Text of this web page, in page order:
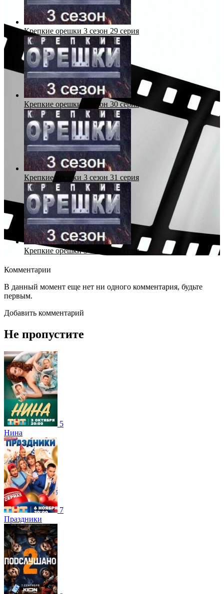
Крепкие орешки 3 сезон 29 серия
Крепкие орешки 3 сезон 30 серия
Крепкие орешки 3 сезон 31 серия
Крепкие орешки 3 сезон 32 серия
Комментарии
В данный момент еще нет ни одного комментария, будьте
первым.
Добавить комментарий
Не пропустите
5
Нина
7
Праздники